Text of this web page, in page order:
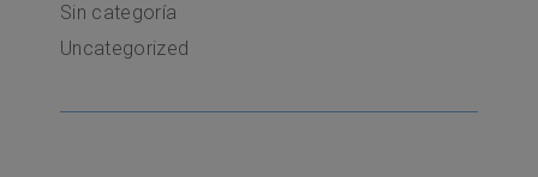
Sin categoría
Uncategorized